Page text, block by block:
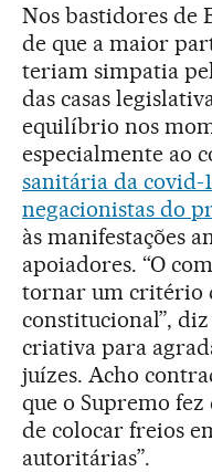
Nos bastidores de
de que a maior
teriam simpatia
das casas
equilíbrio nos
especialmente ao
sanitária da covid-
negacionistas do
às manifestações
apoiadores. “O
tornar um critério
constitucional”,
criativa para
juízes. Acho
que o Supremo
de colocar freios
autoritárias”.